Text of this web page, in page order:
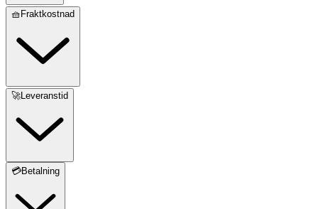
🧺Fraktkostnad
🚀Leveranstid
💳Betalning